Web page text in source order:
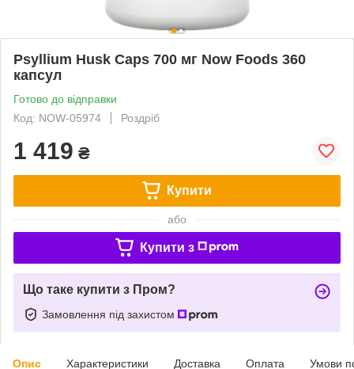
Psyllium Husk Caps 700 мг Now Foods 360
капсул
Готово до відправки
Код: NOW-05974
Роздріб
1 419 ₴
Купити
або
Купити з
Що таке купити з Пром?
Замовлення під захистом
Опис Характеристики Доставка Оплата Умови